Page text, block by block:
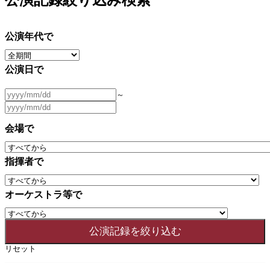
公演年代で
公演日で
～
会場で
指揮者で
オーケストラ等で
リセット